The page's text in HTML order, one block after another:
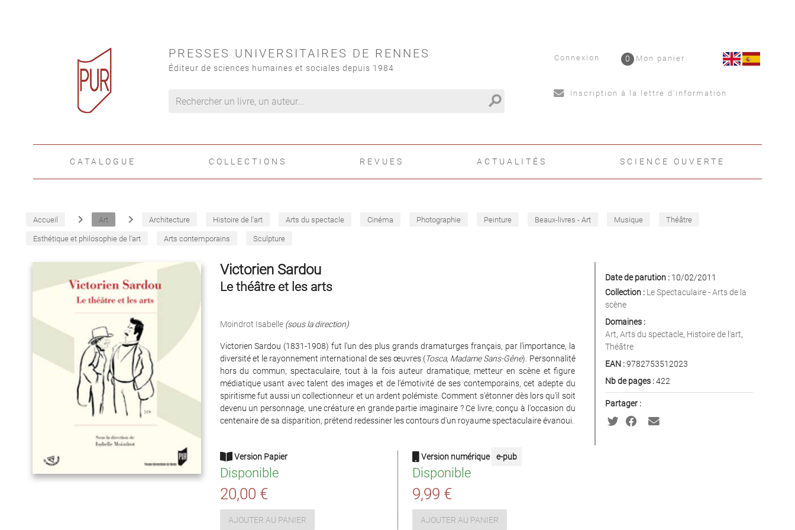
PRESSES UNIVERSITAIRES DE RENNES
Éditeur de sciences humaines et sociales depuis 1984
search
Connexion Mon panier
0
Inscription à la lettre d'information
CATALOGUE COLLECTIONS REVUES ACTUALITÉS SCIENCE OUVERTE
Accueil navigate_next Art navigate_next Architecture Histoire de l'art Arts du spectacle Cinéma Photographie Peinture Beaux-livres - Art Musique Théâtre
Esthétique et philosophie de l'art Arts contemporains Sculpture
Victorien Sardou
Le théâtre et les arts
Moindrot Isabelle (sous la direction)
Victorien Sardou (1831-1908) fut l'un des plus grands dramaturges français, par l'importance, la
diversité et le rayonnement international de ses œuvres (Tosca, Madame Sans-Gêne). Personnalité
hors du commun, spectaculaire, tout à la fois auteur dramatique, metteur en scène et figure
médiatique usant avec talent des images et de l'émotivité de ses contemporains, cet adepte du
spiritisme fut aussi un collectionneur et un ardent polémiste. Comment s'étonner dès lors qu'il soit
devenu un personnage, une créature en grande partie imaginaire ? Ce livre, conçu à l'occasion du
centenaire de sa disparition, prétend redessiner les contours d'un royaume spectaculaire évanoui.
Version Papier
Disponible
20,00 €
AJOUTER AU PANIER
Version numérique e-pub
Disponible
9,99 €
AJOUTER AU PANIER
Date de parution :10/02/2011
Collection : Le Spectaculaire - Arts de la
scène
Domaines :
Art, Arts du spectacle, Histoire de l'art,
Théâtre
EAN :9782753512023
Nb de pages :422
Partager :